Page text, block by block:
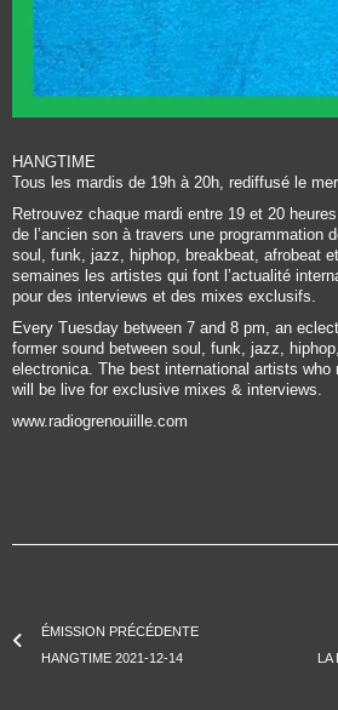
HANGTIME
Tous les mardis de 19h à 20h, rediffusé le
Retrouvez chaque mardi entre 19 et 20
de l’ancien son à travers une programmation
soul, funk, jazz, hiphop, breakbeat, afrobeat
semaines les artistes qui font l’actualité
pour des interviews et des mixes exclusifs.
Every Tuesday between 7 and 8 pm, an
former sound between soul, funk, jazz,
electronica. The best international artists who
will be live for exclusive mixes & interviews.
www.radiogrenouiille.com
ÉMISSION PRÉCÉDENTE
HANGTIME 2021-12-14